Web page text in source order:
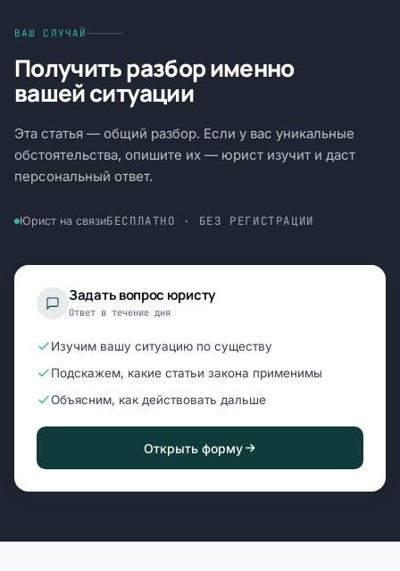
ВАШ СЛУЧАЙ
Получить разбор именно
вашей ситуации
Эта статья — общий разбор. Если у вас уникальные
обстоятельства, опишите их — юрист изучит и даст
персональный ответ.
Юрист на связиБЕСПЛАТНО · БЕЗ РЕГИСТРАЦИИ
Задать вопрос юристу
Ответ в течение дня
Изучим вашу ситуацию по существу
Подскажем, какие статьи закона применимы
Объясним, как действовать дальше
Открыть форму